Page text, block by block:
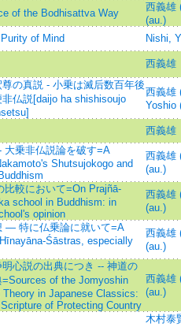
of the Bodhisattva Way
西義雄
(au.)
of Mind
Nishi,
西義雄
の真説 - 小乗は滅后数百年後
仏説[daijo ha shishisoujo
西義雄
Yoshio
西義雄
大乗非仏説論を破す=A
Shutsujokogo and
西義雄
(au.)
比較において=On Prajñā-
school in Buddhism: in
opinion
西義雄
(au.)
— 特に仏乗論に就いて=A
Śāstras, especially
西義雄
(au.)
心説の出典につき -- 神道の
of the Jomyoshin
in Japanese Classics:
of Protecting Country
西義雄
(au.)
木村泰